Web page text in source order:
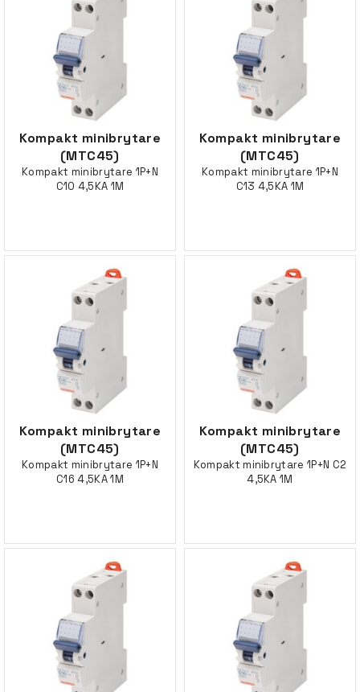
Kompakt minibrytare
(MTC45)
Kompakt minibrytare 1P+N
C10 4,5KA 1M
Kompakt minibrytare
(MTC45)
Kompakt minibrytare 1P+N
C13 4,5KA 1M
Kompakt minibrytare
(MTC45)
Kompakt minibrytare 1P+N
C16 4,5KA 1M
Kompakt minibrytare
(MTC45)
Kompakt minibrytare 1P+N C2
4,5KA 1M